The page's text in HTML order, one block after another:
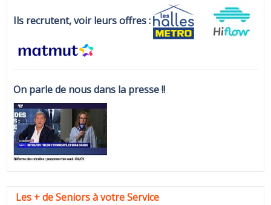
Ils recrutent, voir leurs offres :
On parle de nous dans la presse !!
Les + de Seniors à votre Service